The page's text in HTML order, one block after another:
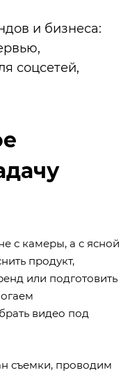
и бизнеса:
соцсетей,
с камеры, а с ясной
продукт,
или подготовить
видео под
съемки, проводим